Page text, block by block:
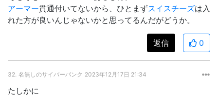
アーマー貫通付いてないから、ひとまずスイスチーズは入
れた方が良いんじゃないかと思ってるんだがどうか。
返信 0
32. 名無しのサイバーパンク 2023年12月17日 21:34
たしかに